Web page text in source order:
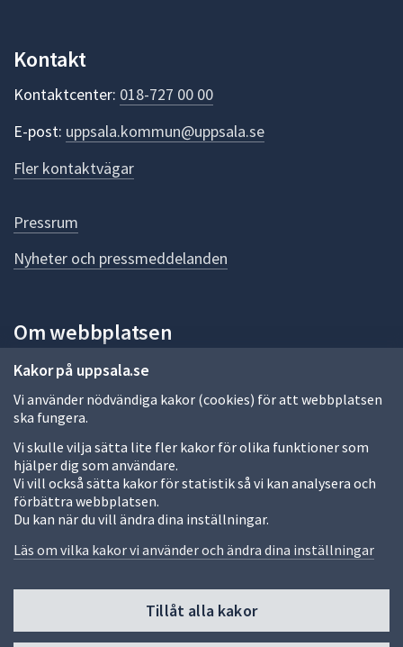
Kakor på uppsala.se
Vi använder nödvändiga kakor (cookies) för att webbplatsen
ska fungera.
Vi skulle vilja sätta lite fler kakor för olika funktioner som
hjälper dig som användare.
Vi vill också sätta kakor för statistik så vi kan analysera och
förbättra webbplatsen.
Du kan när du vill ändra dina inställningar.
Läs om vilka kakor vi använder och ändra dina inställningar
Tillåt alla kakor
k
e
r
f
ö
r
e
n
n
a
d
a
Kontakt
Kontaktcenter: 018-727 00 00
E-post: uppsala.kommun@uppsala.se
Fler kontaktvägar
Pressrum
Nyheter och pressmeddelanden
Om webbplatsen
Om webbplatsen
Allmänna handlingar och diarium
Behandling av personuppgifter
Kakor
Språk (other languages)
Tillgänglighetsredogörelse
Fler sätt att följa oss